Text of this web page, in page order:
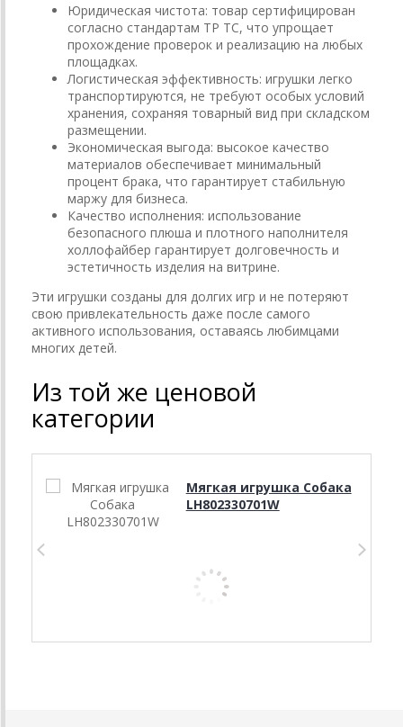
Юридическая чистота: товар сертифицирован
согласно стандартам ТР ТС, что упрощает
прохождение проверок и реализацию на любых
площадках.
Логистическая эффективность: игрушки легко
транспортируются, не требуют особых условий
хранения, сохраняя товарный вид при складском
размещении.
Экономическая выгода: высокое качество
материалов обеспечивает минимальный
процент брака, что гарантирует стабильную
маржу для бизнеса.
Качество исполнения: использование
безопасного плюша и плотного наполнителя
холлофайбер гарантирует долговечность и
эстетичность изделия на витрине.
Эти игрушки созданы для долгих игр и не потеряют
свою привлекательность даже после самого
активного использования, оставаясь любимцами
многих детей.
Из той же ценовой
категории
Мягкая игрушка Собака
LH802330701W